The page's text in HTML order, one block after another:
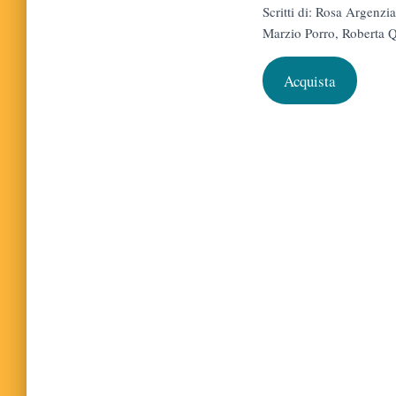
Scritti di: Rosa
Marzio Porro, Roberta
Acquista